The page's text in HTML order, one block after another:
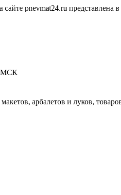
pnevmat24.ru
МСК
арбалетов и луков,